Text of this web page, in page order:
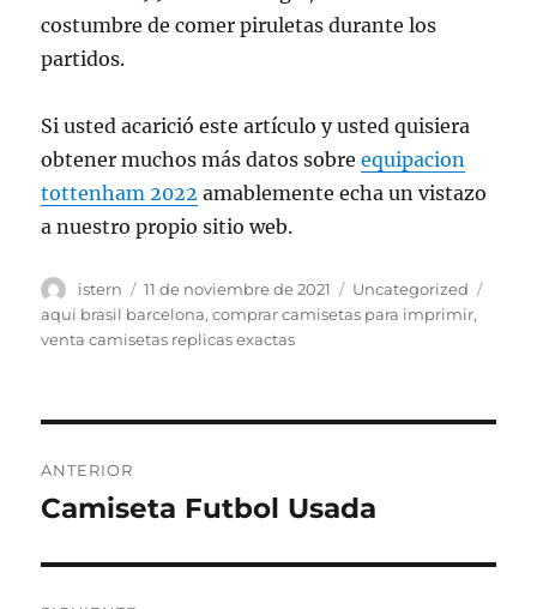
costumbre de comer piruletas durante los
partidos.
Si usted acarició este artículo y usted quisiera
obtener muchos más datos sobreequipacion
tottenham 2022 amablemente echa un vistazo
a nuestro propio sitio web.
Autor
istern
Publicado
el
11 de noviembre de 2021 Categorías
Uncategorized
aqui brasil barcelona,comprar camisetas para imprimir,
venta camisetas replicas exactas
de
ANTERIOR
Entrada
Camiseta Futbol Usada